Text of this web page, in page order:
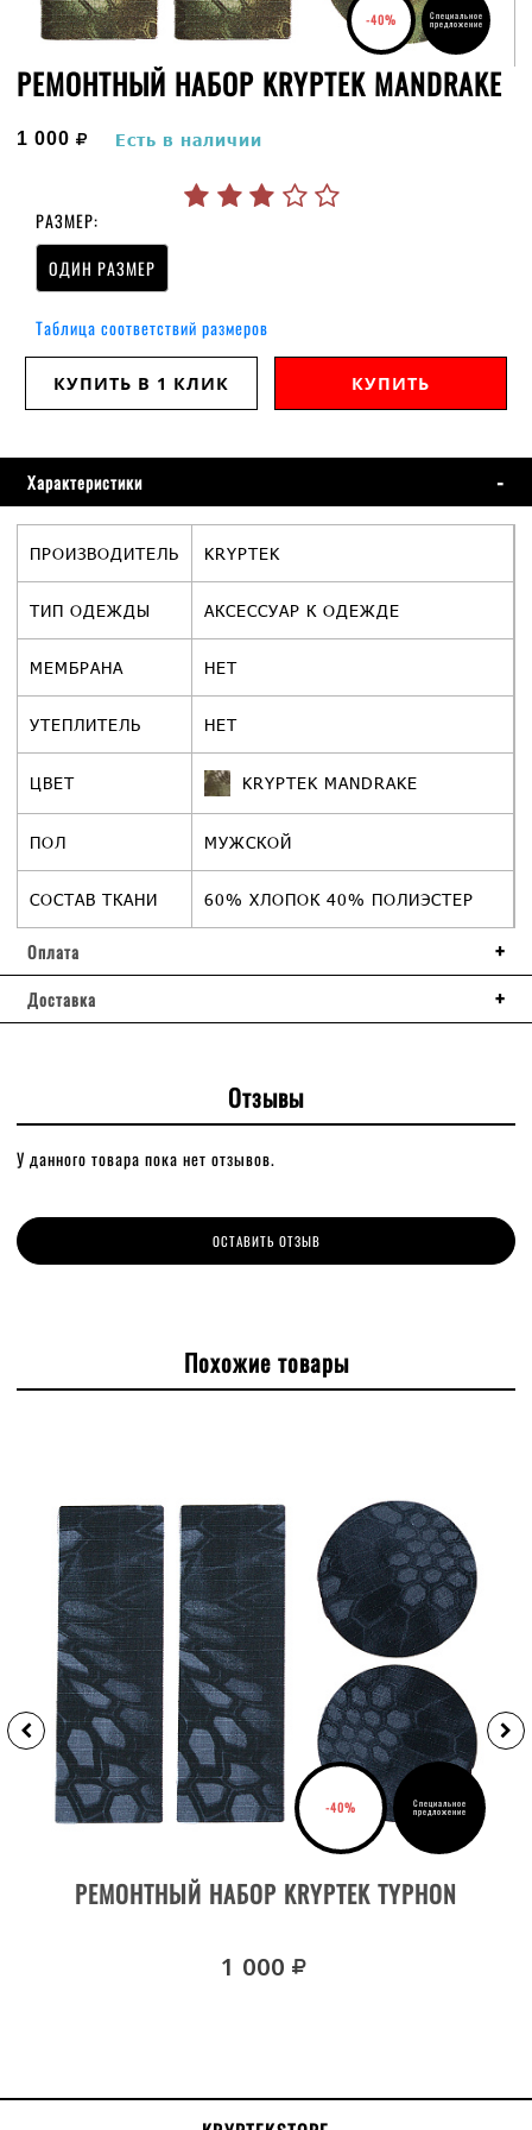
-40% Специальное
предложение
РЕМОНТНЫЙ НАБОР KRYPTEK MANDRAKE
1 000 руб.
Есть в наличии
РАЗМЕР:
ОДИН РАЗМЕР
Таблица соответствий размеров
КУПИТЬ В 1 КЛИК КУПИТЬ
Характеристики
ПРОИЗВОДИТЕЛЬ KRYPTEK
ТИП ОДЕЖДЫ АКСЕССУАР К ОДЕЖДЕ
МЕМБРАНА НЕТ
УТЕПЛИТЕЛЬ НЕТ
ЦВЕТ KRYPTEK MANDRAKE
ПОЛ МУЖСКОЙ
СОСТАВ ТКАНИ 60% ХЛОПОК 40% ПОЛИЭСТЕР
Оплата
Доставка
Отзывы
У данного товара пока нет отзывов.
ОСТАВИТЬ ОТЗЫВ
Похожие товары
ДЕТАЛИ ТОВАРА
-40% Специальное
предложение
РЕМОНТНЫЙ НАБОР KRYPTEK TYPHON
1 000